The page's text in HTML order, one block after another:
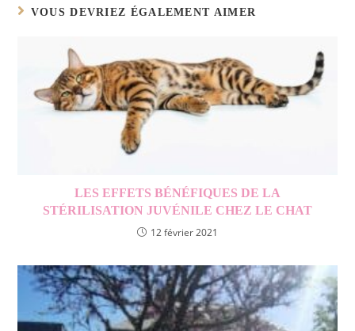
VOUS DEVRIEZ ÉGALEMENT AIMER
LES EFFETS BÉNÉFIQUES DE LA
STÉRILISATION JUVÉNILE CHEZ LE CHAT
12 février 2021